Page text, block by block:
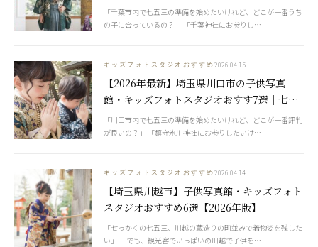
五三・お宮参りに人気の神社も紹介
「千葉市内で七五三の準備を始めたいけれど、どこが一番うち
の子に合っているの？」 「千葉神社にお参りし…
キッズフォトスタジオおすすめ2026.04.15
【2026年最新】埼玉県川口市の子供写真
館・キッズフォトスタジオおすす7選｜七五
三・お宮参りに人気の神社も紹介
「川口市内で七五三の準備を始めたいけれど、どこが一番評判
が良いの？」 「鎮守氷川神社にお参りしたいけ…
キッズフォトスタジオおすすめ2026.04.14
【埼玉県川越市】子供写真館・キッズフォト
スタジオおすすめ6選【2026年版】
「せっかくの七五三、川越の蔵造りの町並みで着物姿を残した
い」 「でも、観光客でいっぱいの川越で子供を…